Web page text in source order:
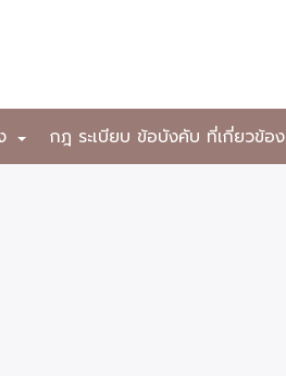
+ กฎ ระเบียบ ข้อบังคับ ที่เกี่ยวข้อง